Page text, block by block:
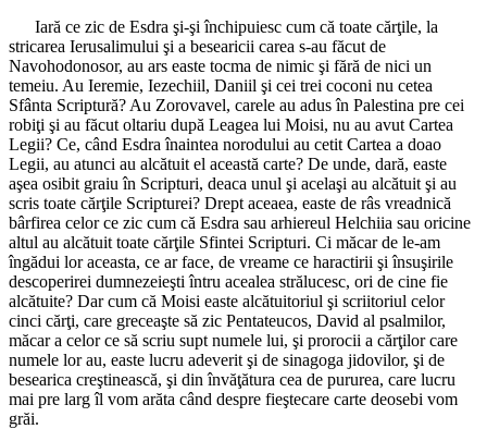
Iară ce zic de Esdra şi-şi închipuiesc cum că toate cărţile, la
stricarea Ierusalimului şi a besearicii carea s-au făcut de
Navohodonosor, au ars easte tocma de nimic şi fără de nici un
temeiu. Au Ieremie, Iezechiil, Daniil şi cei trei coconi nu cetea
Sfânta Scriptură? Au Zorovavel, carele au adus în Palestina pre cei
robiţi şi au făcut oltariu după Leagea lui Moisi, nu au avut Cartea
Legii? Ce, când Esdra înaintea norodului au cetit Cartea a doao
Legii, au atunci au alcătuit el această carte? De unde, dară, easte
aşea osibit graiu în Scripturi, deaca unul şi acelaşi au alcătuit şi au
scris toate cărţile Scripturei? Drept aceaea, easte de râs vreadnică
bârfirea celor ce zic cum că Esdra sau arhiereul Helchiia sau oricine
altul au alcătuit toate cărţile Sfintei Scripturi. Ci măcar de le-am
îngădui lor aceasta, ce ar face, de vreame ce haractirii şi însuşirile
descoperirei dumnezeieşti întru acealea strălucesc, ori de cine fie
alcătuite? Dar cum că Moisi easte alcătuitoriul şi scriitoriul celor
cinci cărţi, care greceaşte să zic Pentateucos, David al psalmilor,
măcar a celor ce să scriu supt numele lui, şi prorocii a cărţilor care
numele lor au, easte lucru adeverit şi de sinagoga jidovilor, şi de
besearica creştinească, şi din învăţătura cea de pururea, care lucru
mai pre larg îl vom arăta când despre fieştecare carte deosebi vom
grăi.